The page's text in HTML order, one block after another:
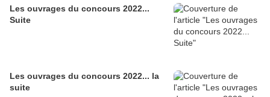
Les ouvrages du concours 2022...
Suite
Les ouvrages du concours 2022... la
suite